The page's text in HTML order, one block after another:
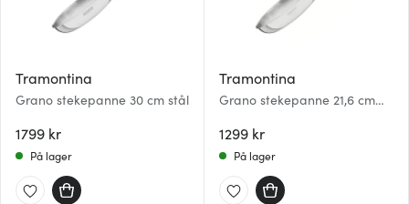
Tramontina
Grano stekepanne 30 cm stål
1799 kr
På lager
Tramontina
Grano stekepanne 21,6 cm
1299 kr
På lager